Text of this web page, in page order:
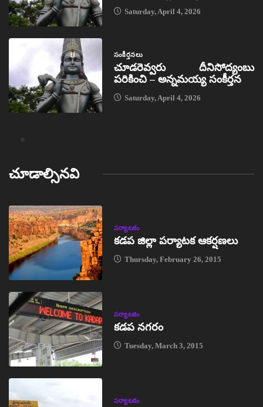
Saturday, April 4, 2026
సంకీర్తనలు
చూడరెవ్వరు దీనిసోద్యంబు
పరికించి – అన్నమయ్య సంకీర్తన
Saturday, April 4, 2026
చూడాల్సినవి
పర్యాటకం
కడప జిల్లా పర్యాటక ఆకర్షణలు
Thursday, February 26, 2015
పర్యాటకం
కడప నగరం
Tuesday, March 3, 2015
పర్యాటకం